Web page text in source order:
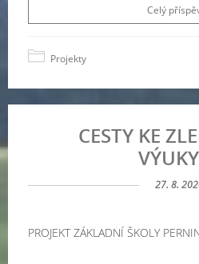
Celý
Projekty
CESTY KE
27. 8.
PROJEKT ZÁKLADNÍ ŠKOLY